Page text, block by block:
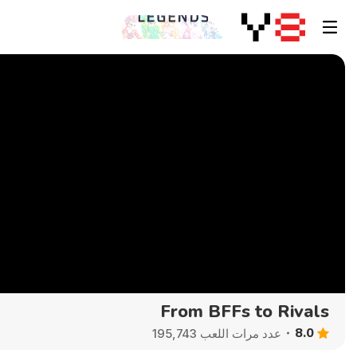
From BFFs to Rivals
8.0 عدد مرات اللعب 195,743